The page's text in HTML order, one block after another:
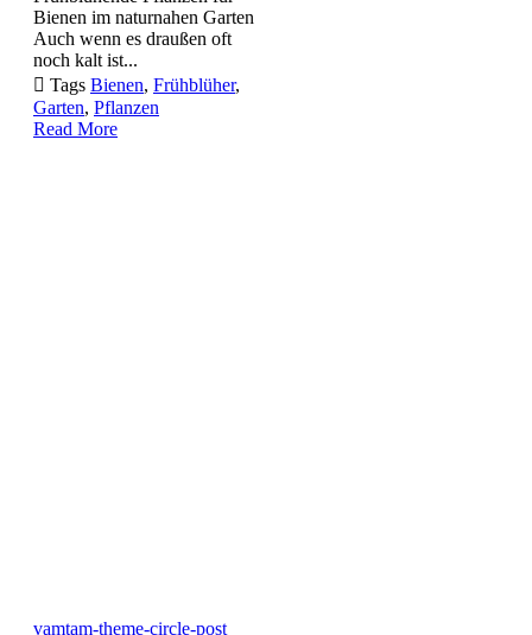
Bienen im naturnahen Garten
Auch wenn es draußen oft
noch kalt ist...
 Tags Bienen, Frühblüher,
Garten, Pflanzen
Read More
vamtam-theme-circle-post